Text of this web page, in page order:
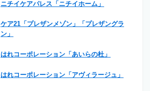
ニチイケアパレス「ニチイホーム」
ケア21「プレザンメゾン」「プレザングラ
ン」
はれコーポレーション「あいらの杜」
はれコーポレーション「アヴィラージュ」